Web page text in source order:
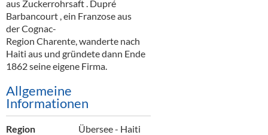
aus Zuckerrohrsaft . Dupré
Barbancourt , ein Franzose aus
der Cognac-
Region Charente, wanderte nach
Haiti aus und gründete dann Ende
1862 seine eigene Firma.
Allgemeine
Informationen
Region
Übersee - Haiti